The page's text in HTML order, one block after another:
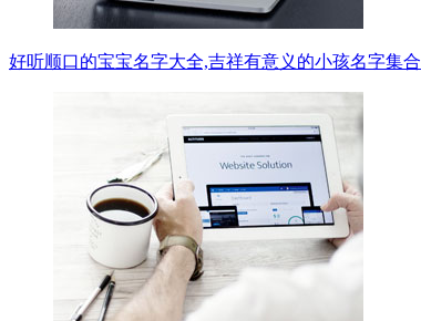
好听顺口的宝宝名字大全,吉祥有意义的小孩名字集合